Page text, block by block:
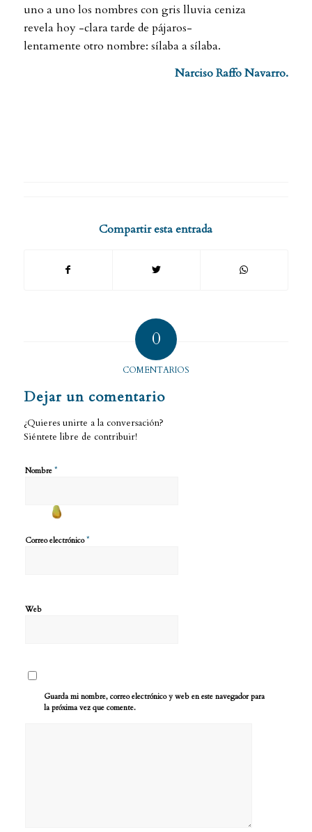
uno a uno los nombres con gris lluvia ceniza
revela hoy -clara tarde de pájaros-
lentamente otro nombre: sílaba a sílaba.
Narciso Raffo Navarro.
Compartir esta entrada
0
COMENTARIOS
Dejar un comentario
¿Quieres unirte a la conversación?
Siéntete libre de contribuir!
Nombre *
Correo electrónico*
Web
Guarda mi nombre, correo electrónico y web en este navegador para
la próxima vez que comente.